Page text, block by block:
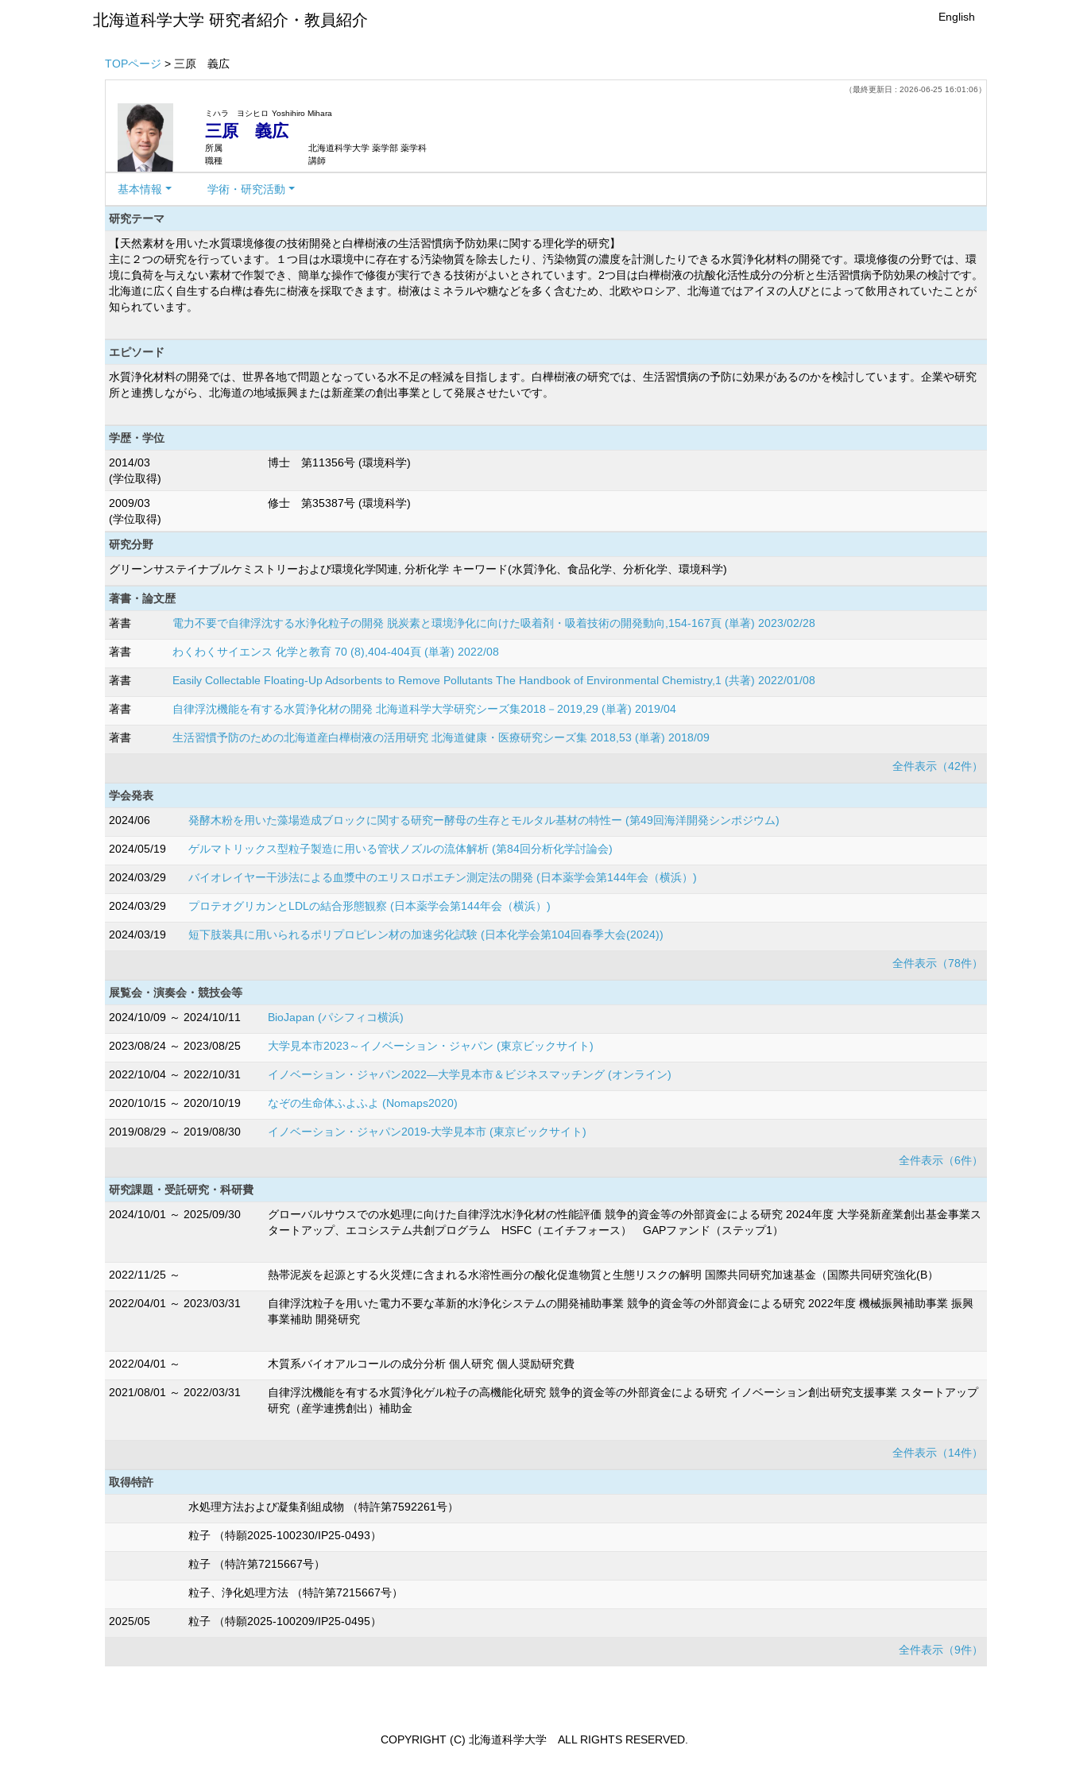
北海道科学大学 研究者紹介・教員紹介 English
TOPページ > 三原 義広
（最終更新日 : 2026-06-25 16:01:06）
ミハラ ヨシヒロ Yoshihiro Mihara
三原 義広
所属
北海道科学大学 薬学部 薬学科
職種
講師
基本情報 学術・研究活動
研究テーマ
【天然素材を用いた水質環境修復の技術開発と白樺樹液の生活習慣病予防効果に関する理化学的研究】
主に２つの研究を行っています。１つ目は水環境中に存在する汚染物質を除去したり、汚染物質の濃度を計測したりできる水質浄化材料の開発です。環境修復の分野では、環
境に負荷を与えない素材で作製でき、簡単な操作で修復が実行できる技術がよいとされています。2つ目は白樺樹液の抗酸化活性成分の分析と生活習慣病予防効果の検討です。
北海道に広く自生する白樺は春先に樹液を採取できます。樹液はミネラルや糖などを多く含むため、北欧やロシア、北海道ではアイヌの人びとによって飲用されていたことが
知られています。
エピソード
水質浄化材料の開発では、世界各地で問題となっている水不足の軽減を目指します。白樺樹液の研究では、生活習慣病の予防に効果があるのかを検討しています。企業や研究
所と連携しながら、北海道の地域振興または新産業の創出事業として発展させたいです。
学歴・学位
2014/03
(学位取得)
博士 第11356号 (環境科学)
2009/03
(学位取得)
修士 第35387号 (環境科学)
研究分野
グリーンサステイナブルケミストリーおよび環境化学関連, 分析化学 キーワード(水質浄化、食品化学、分析化学、環境科学)
著書・論文歴
著書
電力不要で自律浮沈する水浄化粒子の開発 脱炭素と環境浄化に向けた吸着剤・吸着技術の開発動向,154-167頁 (単著) 2023/02/28
著書 わくわくサイエンス 化学と教育 70 (8),404-404頁 (単著) 2022/08
著書 Easily Collectable Floating-Up Adsorbents to Remove Pollutants The Handbook of Environmental Chemistry,1 (共著) 2022/01/08
著書 自律浮沈機能を有する水質浄化材の開発 北海道科学大学研究シーズ集2018－2019,29 (単著) 2019/04
著書 生活習慣予防のための北海道産白樺樹液の活用研究 北海道健康・医療研究シーズ集 2018,53 (単著) 2018/09
全件表示（42件）
学会発表
2024/06
発酵木粉を用いた藻場造成ブロックに関する研究ー酵母の生存とモルタル基材の特性ー (第49回海洋開発シンポジウム)
2024/05/19 ゲルマトリックス型粒子製造に用いる管状ノズルの流体解析 (第84回分析化学討論会)
2024/03/29 バイオレイヤー干渉法による血漿中のエリスロポエチン測定法の開発 (日本薬学会第144年会（横浜）)
2024/03/29 プロテオグリカンとLDLの結合形態観察 (日本薬学会第144年会（横浜）)
2024/03/19 短下肢装具に用いられるポリプロピレン材の加速劣化試験 (日本化学会第104回春季大会(2024))
全件表示（78件）
展覧会・演奏会・競技会等
2024/10/09 ～ 2024/10/11
BioJapan (パシフィコ横浜)
2023/08/24 ～ 2023/08/25 大学見本市2023～イノベーション・ジャパン (東京ビックサイト)
2022/10/04 ～ 2022/10/31 イノベーション・ジャパン2022―大学見本市＆ビジネスマッチング (オンライン)
2020/10/15 ～ 2020/10/19 なぞの生命体ふよふよ (Nomaps2020)
2019/08/29 ～ 2019/08/30 イノベーション・ジャパン2019‐大学見本市 (東京ビックサイト)
全件表示（6件）
研究課題・受託研究・科研費
2024/10/01 ～ 2025/09/30
グローバルサウスでの水処理に向けた自律浮沈水浄化材の性能評価 競争的資金等の外部資金による研究 2024年度 大学発新産業創出基金事業ス
タートアップ、エコシステム共創プログラム HSFC（エイチフォース） GAPファンド（ステップ1）
2022/11/25 ～ 熱帯泥炭を起源とする火災煙に含まれる水溶性画分の酸化促進物質と生態リスクの解明 国際共同研究加速基金（国際共同研究強化(B）
2022/04/01 ～ 2023/03/31
自律浮沈粒子を用いた電力不要な革新的水浄化システムの開発補助事業 競争的資金等の外部資金による研究 2022年度 機械振興補助事業 振興
事業補助 開発研究
2022/04/01 ～ 木質系バイオアルコールの成分分析 個人研究 個人奨励研究費
2021/08/01 ～ 2022/03/31
自律浮沈機能を有する水質浄化ゲル粒子の高機能化研究 競争的資金等の外部資金による研究 イノベーション創出研究支援事業 スタートアップ
研究（産学連携創出）補助金
全件表示（14件）
取得特許
水処理方法および凝集剤組成物 （特許第7592261号）
粒子 （特願2025-100230/IP25-0493）
粒子 （特許第7215667号）
粒子、浄化処理方法 （特許第7215667号）
2025/05 粒子 （特願2025-100209/IP25-0495）
全件表示（9件）
COPYRIGHT (C) 北海道科学大学 ALL RIGHTS RESERVED.